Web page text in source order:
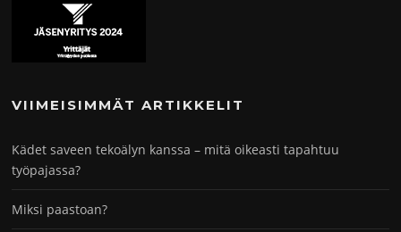
VIIMEISIMMÄT ARTIKKELIT
Kädet saveen tekoälyn kanssa – mitä oikeasti tapahtuu
työpajassa?
Miksi paastoan?